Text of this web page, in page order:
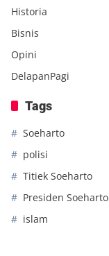
Historia
Bisnis
Opini
DelapanPagi
Tags
Soeharto
polisi
Titiek Soeharto
Presiden Soeharto
islam